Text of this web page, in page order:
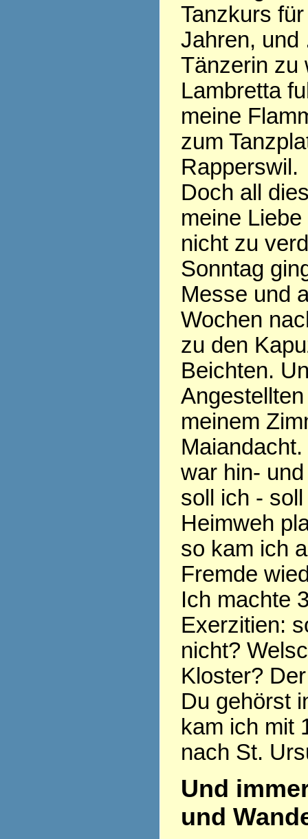
Tanzkurs
Jahren, und
Tänzerin zu
Lambretta
meine
zum
Rapperswil.
Doch all
meine
nicht zu
Sonntag
Messe und
Wochen
zu den
Beichten.
meinem
war hin-
soll ich -
Heimweh
so kam ich
Fremde
Ich machte
Exerzitien:
nicht?
Kloster?
Du gehörst
kam ich mit
nach St.
Und
und